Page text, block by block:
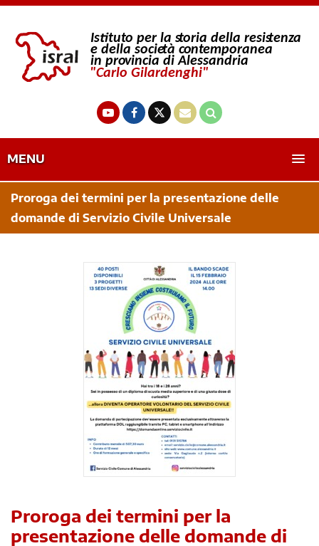
MENU
Proroga dei termini per la presentazione delle
domande di Servizio Civile Universale
Proroga dei termini per la
presentazione delle domande di